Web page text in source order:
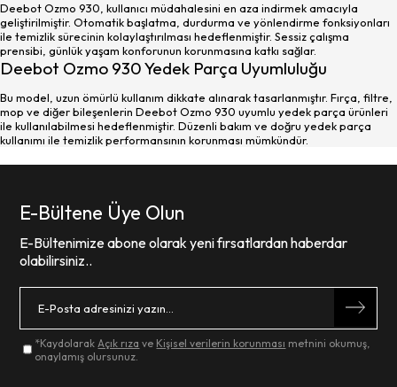
Deebot Ozmo 930, kullanıcı müdahalesini en aza indirmek amacıyla
geliştirilmiştir. Otomatik başlatma, durdurma ve yönlendirme fonksiyonları
ile temizlik sürecinin kolaylaştırılması hedeflenmiştir. Sessiz çalışma
prensibi, günlük yaşam konforunun korunmasına katkı sağlar.
Deebot Ozmo 930 Yedek Parça Uyumluluğu
Bu model, uzun ömürlü kullanım dikkate alınarak tasarlanmıştır. Fırça, filtre,
mop ve diğer bileşenlerin Deebot Ozmo 930 uyumlu yedek parça ürünleri
ile kullanılabilmesi hedeflenmiştir. Düzenli bakım ve doğru yedek parça
kullanımı ile temizlik performansının korunması mümkündür.
E-Bültene Üye Olun
E-Bültenimize abone olarak yeni fırsatlardan haberdar
olabilirsiniz..
*Kaydolarak Açık rıza ve Kişisel verilerin korunması metnini okumuş,
onaylamış olursunuz.